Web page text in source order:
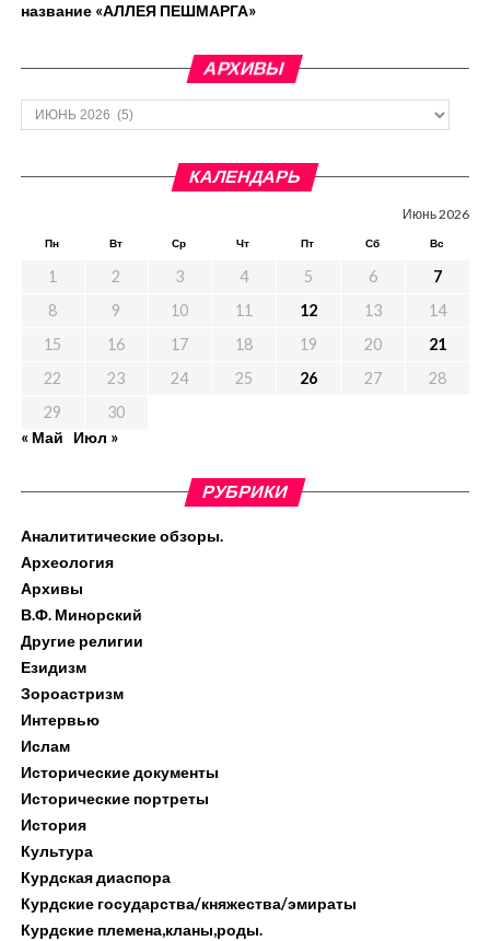
название «АЛЛЕЯ ПЕШМАРГА»
АРХИВЫ
Архивы
КАЛЕНДАРЬ
Июнь 2026
Пн Вт Ср Чт Пт Сб Вс
1 2 3 4 5 6
7
8
9 10 11 12 13
14
15
16 17 18 19 20
21
22
23 24 25 26 27
28
29
30
« Май
Июл »
РУБРИКИ
Аналититические обзоры.
Археология
Архивы
В.Ф. Минорский
Другие религии
Езидизм
Зороастризм
Интервью
Ислам
Исторические документы
Исторические портреты
История
Культура
Курдская диаспора
Курдские государства/княжества/эмираты
Курдские племена,кланы,роды.